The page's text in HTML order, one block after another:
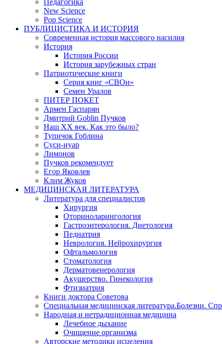
Педагогика
New Science
Pop Science
ПУБЛИЦИСТИКА И ИСТОРИЯ
Современная история массового насилия
История
История России
История зарубежных стран
Патриотические книги
Серия книг «СВОи»
Семен Уралов
ПИТЕР ПОКЕТ
Армен Гаспарян
Дмитрий Goblin Пучков
Наш XX век. Как это было?
Тупичок Гоблина
Суси-нуар
Лимонов
Пучков рекомендует
Егор Яковлев
Клим Жуков
МЕДИЦИНСКАЯ ЛИТЕРАТУРА
Литература для специалистов
Хирургия
Оториноларингология
Гастроэнтерология. Диетология
Педиатрия
Неврология. Нейрохирургия
Офтальмология
Стоматология
Дерматовенерология
Акушерство. Гинекология
Фтизиатрия
Книги доктора Советова
Специальная медицинская литература.Болезни.
Народная и нетрадиционная медицина
Лечебное дыхание
Очищение организма
Авторские методики исцеления